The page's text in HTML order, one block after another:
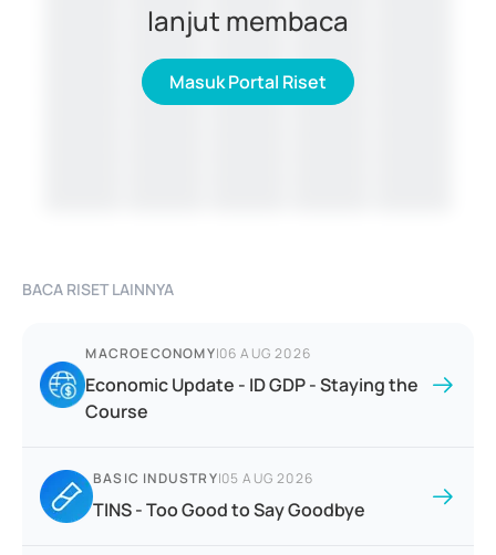
lanjut membaca
Masuk Portal Riset
BACA RISET LAINNYA
MACROECONOMY|06 AUG 2026
Economic Update - ID GDP - Staying the
Course
BASIC INDUSTRY|05 AUG 2026
TINS - Too Good to Say Goodbye